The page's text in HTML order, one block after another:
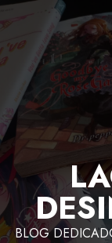
BLOG